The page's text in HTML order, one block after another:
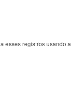
esses registros usando a